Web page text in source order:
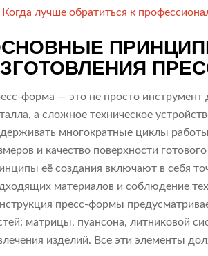
Когда лучше обратиться к
форма — это не просто инструмент
а сложное техническое
многократные циклы
и качество поверхности
её создания включают в себя
материалов и соблюдение
пресс-формы
матрицы, пуансона, литниковой
изделий. Все эти элементы